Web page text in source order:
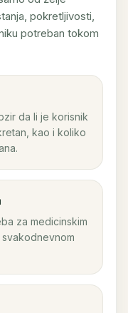
pokretljivosti,
potreban tokom
da li je korisnik
kao i koliko
za medicinskim